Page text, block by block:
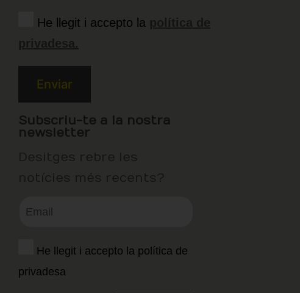
He llegit i accepto la
Subscriu-te a la nostra
newsletter
He llegit i accepto la política de
privadesa